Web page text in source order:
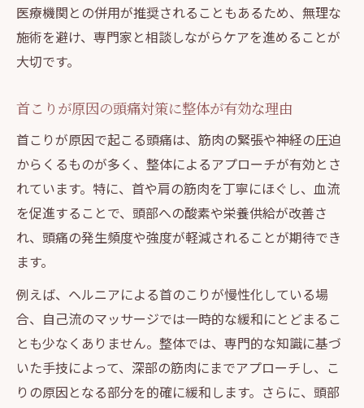
医療機関との併用が推奨されることもあるため、無理な
施術を避け、専門家と相談しながらケアを進めることが
大切です。
首こりが原因の頭痛対策に整体が有効な理由
首こりが原因で起こる頭痛は、筋肉の緊張や神経の圧迫
からくるものが多く、整体によるアプローチが有効とさ
れています。特に、首や肩の筋肉を丁寧にほぐし、血流
を促進することで、頭部への酸素や栄養供給が改善さ
れ、頭痛の発生頻度や強度が軽減されることが期待でき
ます。
例えば、ヘルニアによる首のこりが慢性化している場
合、自己流のマッサージでは一時的な緩和にとどまるこ
とも少なくありません。整体では、専門的な知識に基づ
いた手技によって、深部の筋肉にまでアプローチし、こ
りの原因となる部分を的確に緩和します。さらに、頭部